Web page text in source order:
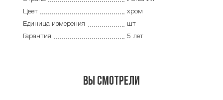
Цвет
хром
Единица измерения
шт
Гарантия
5 лет
Вы смотрели